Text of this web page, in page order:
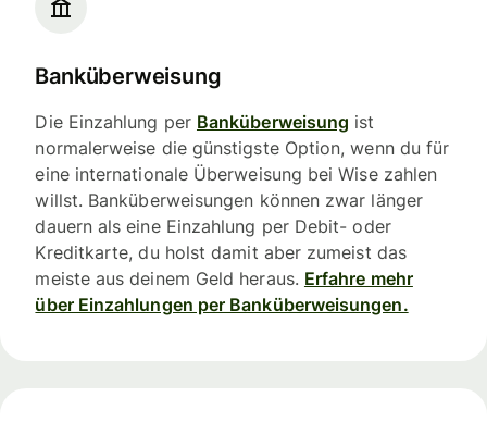
Banküberweisung
Die Einzahlung per Banküberweisung ist
normalerweise die günstigste Option, wenn du für
eine internationale Überweisung bei Wise zahlen
willst. Banküberweisungen können zwar länger
dauern als eine Einzahlung per Debit- oder
Kreditkarte, du holst damit aber zumeist das
meiste aus deinem Geld heraus. Erfahre mehr
über Einzahlungen per Banküberweisungen.